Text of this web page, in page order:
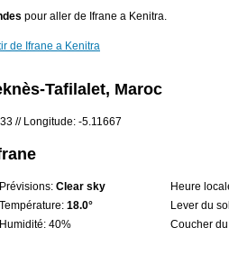
pour aller de Ifrane a Kenitra.
de Ifrane a Kenitra
Tafilalet, Maroc
// Longitude: -5.11667
Prévisions: Clear sky
Température: 18.0°
Humidité: 40%
Heure
Lever du
Coucher